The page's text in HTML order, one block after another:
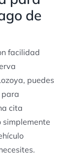
de
facilidad
puedes
cita
simplemente